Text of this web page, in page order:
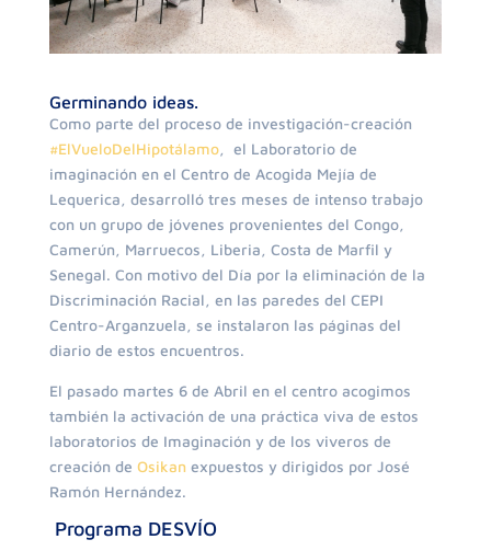
Germinando ideas.
Como parte del proceso de investigación-creación
#ElVueloDelHipotálamo, el Laboratorio de
imaginación en el Centro de Acogida Mejía de
Lequerica, desarrolló tres meses de intenso trabajo
con un grupo de jóvenes provenientes del Congo,
Camerún, Marruecos, Liberia, Costa de Marfil y
Senegal. Con motivo del Día por la eliminación de la
Discriminación Racial, en las paredes del CEPI
Centro-Arganzuela, se instalaron las páginas del
diario de estos encuentros.
El pasado martes 6 de Abril en el centro acogimos
también la activación de una práctica viva de estos
laboratorios de Imaginación y de los viveros de
creación de Osikanexpuestos y dirigidos por José
Ramón Hernández.
Programa DESVÍO